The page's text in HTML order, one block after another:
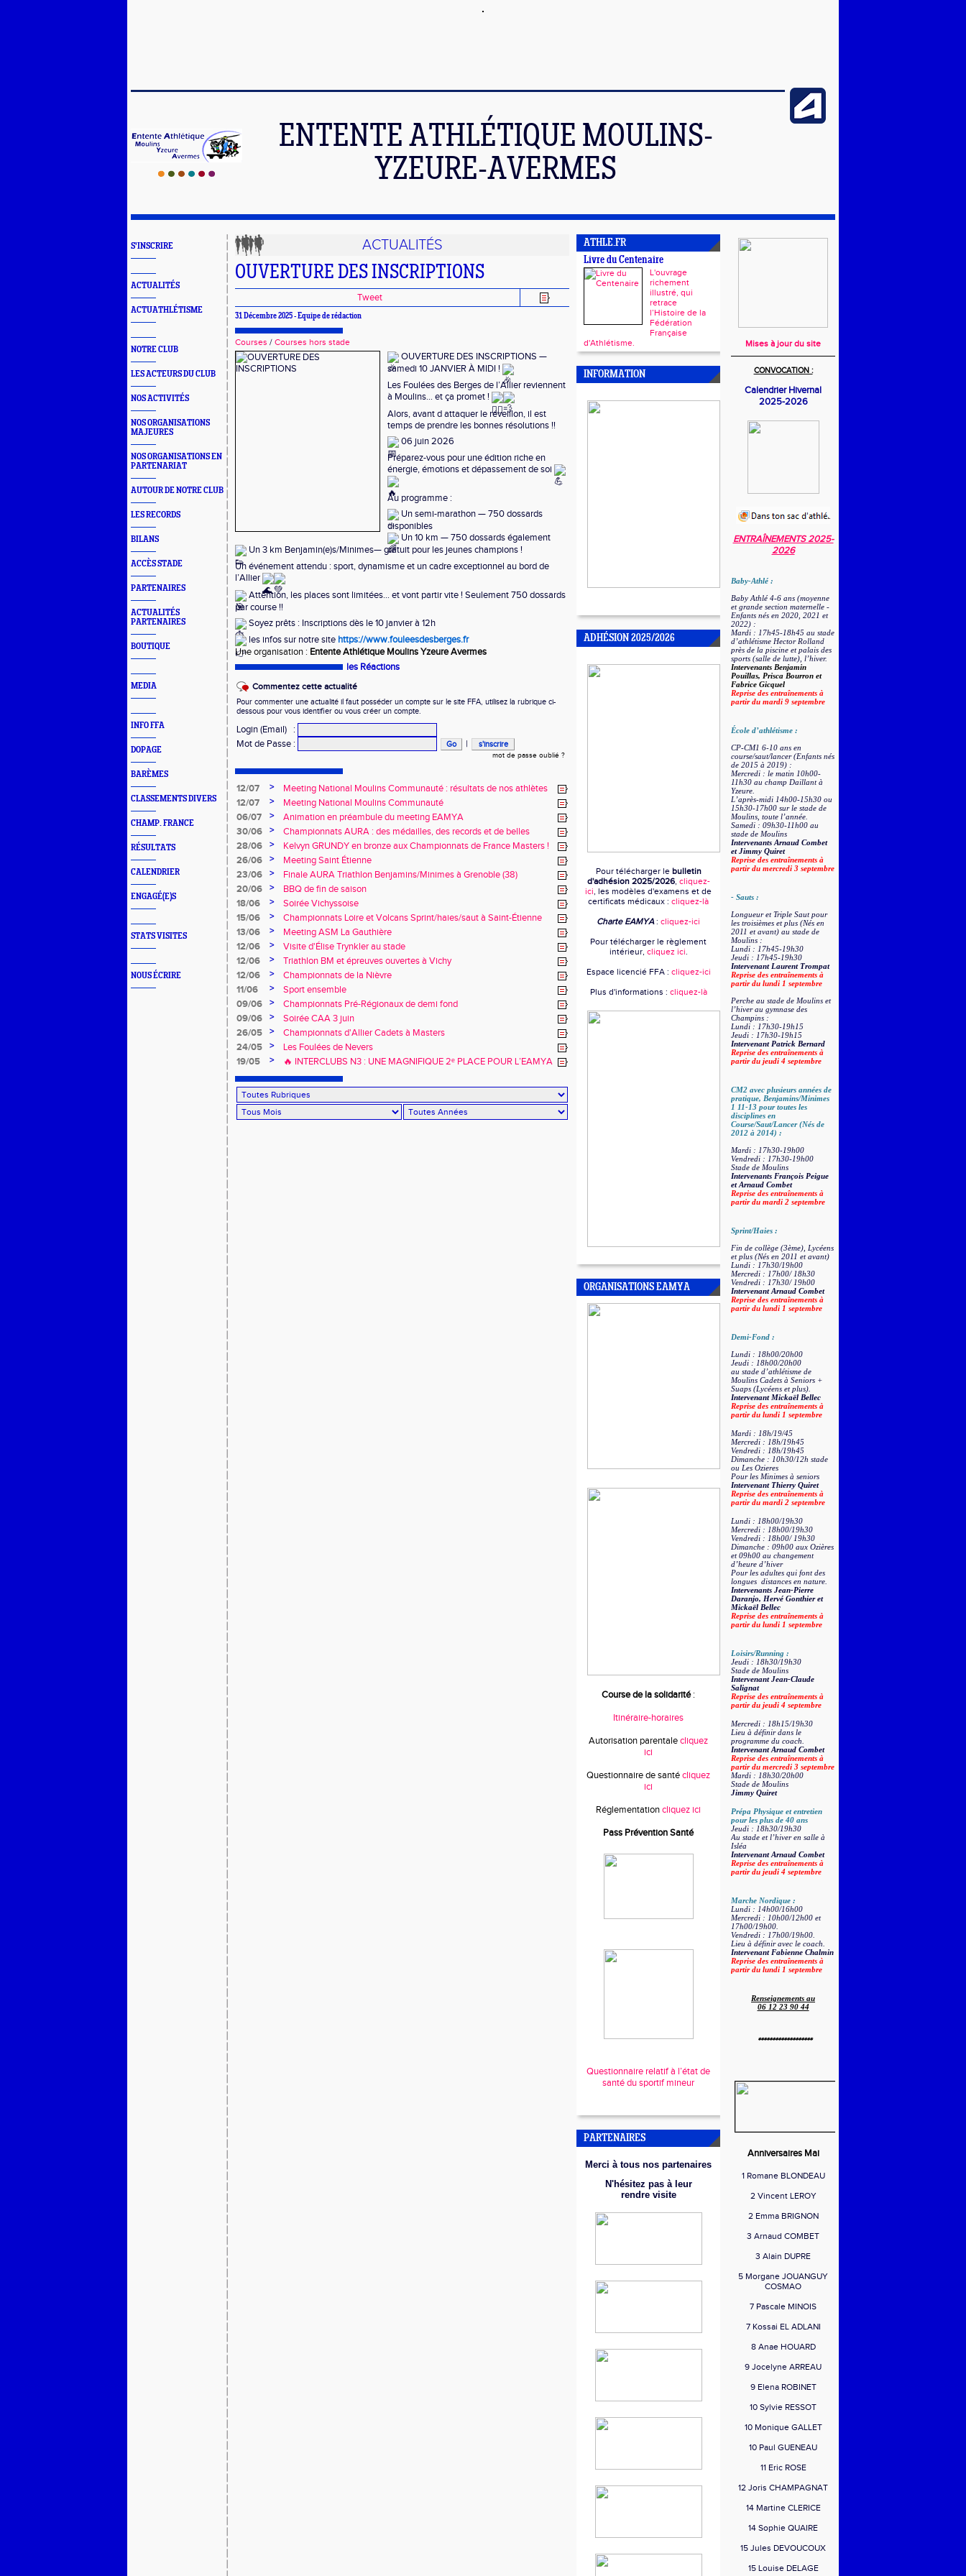
ENTENTE ATHLÉTIQUE MOULINS-
YZEURE-AVERMES
S'INSCRIRE
ACTUALITÉS
ACTUATHLÉTISME
NOTRE CLUB
LES ACTEURS DU CLUB
NOS ACTIVITÉS
NOS ORGANISATIONS
MAJEURES
NOS ORGANISATIONS EN
PARTENARIAT
AUTOUR DE NOTRE CLUB
LES RECORDS
BILANS
ACCÈS STADE
PARTENAIRES
ACTUALITÉS
PARTENAIRES
BOUTIQUE
MEDIA
INFO FFA
DOPAGE
BARÈMES
CLASSEMENTS DIVERS
CHAMP. FRANCE
RÉSULTATS
CALENDRIER
ENGAGÉ(E)S
STATS VISITES
NOUS ÉCRIRE
ACTUALITÉS
OUVERTURE DES INSCRIPTIONS
Tweet
31 Décembre 2025 - Equipe de rédaction
Courses / Courses hors stade
OUVERTURE DES INSCRIPTIONS —
samedi 10 JANVIER À MIDI !
Les Foulées des Berges de l’Allier reviennent
à Moulins… et ça promet !
Alors, avant d attaquer le réveillon, il est
temps de prendre les bonnes résolutions !!
06 juin 2026
Préparez-vous pour une édition riche en
énergie, émotions et dépassement de soi
Au programme :
Un semi-marathon — 750 dossards
disponibles
Un 10 km — 750 dossards également
Un 3 km Benjamin(e)s/Minimes— gratuit pour les jeunes champions !
Un événement attendu : sport, dynamisme et un cadre exceptionnel au bord de
l’Allier
Attention, les places sont limitées… et vont partir vite ! Seulement 750 dossards
par course !!
Soyez prêts : Inscriptions dès le 10 janvier à 12h
les infos sur notre site https://www.fouleesdesberges.fr
Une organisation : Entente Athlétique Moulins Yzeure Avermes
les Réactions
Commentez cette actualité
Pour commenter une actualité il faut posséder un compte sur le site FFA, utilisez la rubrique ci-
dessous pour vous identifier ou vous créer un compte.
Login (Email)
:
Mot de Passe : |
mot de passe oublié ?
12/07 >
Meeting National Moulins Communauté : résultats de nos athlètes
12/07
>
Meeting National Moulins Communauté
06/07
>
Animation en préambule du meeting EAMYA
30/06
>
Championnats AURA : des médailles, des records et de belles
promesses !
28/06 >
Kelvyn GRUNDY en bronze aux Championnats de France Masters !
26/06
>
Meeting Saint Étienne
23/06
>
Finale AURA Triathlon Benjamins/Minimes à Grenoble (38)
20/06
>
BBQ de fin de saison
18/06
>
Soirée Vichyssoise
15/06
>
Championnats Loire et Volcans Sprint/haies/saut à Saint-Étienne
13/06
>
Meeting ASM La Gauthière
12/06
>
Visite d'Élise Trynkler au stade
12/06
>
Triathlon BM et épreuves ouvertes à Vichy
12/06
>
Championnats de la Nièvre
11/06
>
Sport ensemble
09/06
>
Championnats Pré-Régionaux de demi fond
09/06
>
Soirée CAA 3 juin
26/05
>
Championnats d'Allier Cadets à Masters
24/05
>
Les Foulées de Nevers
19/05
>
🔥 INTERCLUBS N3 : UNE MAGNIFIQUE 2ᵉ PLACE POUR L’EAMYA
À DOMICILE ! 🔥
ATHLE.FR
Livre du Centenaire
L'ouvrage
richement
illustré, qui
retrace
l’Histoire de la
Fédération
Française
d'Athlétisme.
INFORMATION
ADHÉSION 2025/2026
Pour télécharger le bulletin
d'adhésion 2025/2026, cliquez-
ici, les modèles d'examens et de
certificats médicaux : cliquez-là
Charte EAMYA: cliquez-ici
Pour télécharger le règlement
intérieur, cliquez ici.
Espace licencié FFA : cliquez-ici
Plus d'informations : cliquez-là
ORGANISATIONS EAMYA
Course de la solidarité:
Itinéraire-horaires
Autorisation parentalecliquez
ici
Questionnaire de santécliquez
ici
Réglementationcliquez ici
Pass Prévention Santé
Questionnaire relatif à l’état de
santé du sportif mineur
PARTENAIRES
Merci à tous nos partenaires
N'hésitez pas à leur
rendre visite
Mises à jour du site
CONVOCATION :
Calendrier Hivernal
2025-2026
ENTRAÎNEMENTS 2025-
2026
Baby-Athlé :
Baby Athlé 4-6 ans (moyenne
et grande section maternelle -
Enfants nés en 2020, 2021 et
2022) :
Mardi : 17h45-18h45 au stade
d’athlétisme Hector Rolland
près de la piscine et palais des
sports (salle de lutte), l’hiver.
Intervenants Benjamin
Pouillas, Prisca Bourron et
Fabrice Gicquel
Reprise des entraînements à
partir du mardi 9 septembre
École d’athlétisme :
CP-CM1 6-10 ans en
course/saut/lancer (Enfants nés
de 2015 à 2019) :
Mercredi : le matin 10h00-
11h30 au champ Daillant à
Yzeure.
L’après-midi 14h00-15h30 ou
15h30-17h00 sur le stade de
Moulins, toute l’année.
Samedi : 09h30-11h00 au
stade de Moulins
Intervenants Arnaud Combet
etJimmy Quiret
Reprise des entraînements à
partir du mercredi 3 septembre
- Sauts :
Longueur et Triple Saut pour
les troisièmes et plus (Nés en
2011 et avant) au stade de
Moulins :
Lundi : 17h45-19h30
Jeudi : 17h45-19h30
Intervenant Laurent Trompat
Reprise des entraînements à
partir du lundi 1 septembre
Perche au stade de Moulins et
l’hiver au gymnase des
Champins :
Lundi : 17h30-19h15
Jeudi : 17h30-19h15
Intervenant Patrick Bernard
Reprise des entraînements à
partir du jeudi 4 septembre
CM2 avec plusieurs années de
pratique, Benjamins/Minimes
1 11-13 pour toutes les
disciplines en
Course/Saut/Lancer (Nés de
2012 à 2014) :
Mardi : 17h30-19h00
Vendredi : 17h30-19h00
Stade de Moulins
Intervenants François Peigue
et Arnaud Combet
Reprise des entraînements à
partir du mardi 2 septembre
Sprint/Haies :
Fin de collège (3ème), Lycéens
et plus (Nés en 2011 et avant)
Lundi : 17h30/19h00
Mercredi : 17h00/ 18h30
Vendredi : 17h30/ 19h00
Intervenant Arnaud Combet
Reprise des entraînements à
partir du lundi 1 septembre
Demi-Fond :
Lundi : 18h00/20h00
Jeudi : 18h00/20h00
au stade d’athlétisme de
Moulins Cadets à Seniors +
Suaps (Lycéens et plus).
Intervenant Mickaël Bellec
Reprise des entraînements à
partir du lundi 1 septembre
Mardi : 18h/19/45
Mercredi : 18h/19h45
Vendredi : 18h/19h45
Dimanche : 10h30/12h stade
ou Les Ozieres
Pour les Minimes à seniors
Intervenant Thierry Quiret
Reprise des entraînements à
partir du mardi 2 septembre
Lundi : 18h00/19h30
Mercredi : 18h00/19h30
Vendredi : 18h00/ 19h30
Dimanche : 09h00 aux Ozières
et 09h00 au changement
d’heure d’hiver
Pour les adultes qui font des
longues distances en nature.
Intervenants Jean-Pierre
Daranjo, Hervé Gonthier et
Mickaël Bellec
Reprise des entraînements à
partir du lundi 1 septembre
Loisirs/Running :
Jeudi : 18h30/19h30
Stade de Moulins
Intervenant Jean-Claude
Salignat
Reprise des entraînements à
partir du jeudi 4 septembre
Mercredi : 18h15/19h30
Lieu à définir dans le
programme du coach.
Intervenant Arnaud Combet
Reprise des entraînements à
partir du mercredi 3 septembre
Mardi : 18h30/20h00
Stade de Moulins
Jimmy Quiret
Prépa Physique et entretien
pour les plus de 40 ans
Jeudi : 18h30/19h30
Au stade et l’hiver en salle à
Isléa
Intervenant Arnaud Combet
Reprise des entraînements à
partir du jeudi 4 septembre
Marche Nordique :
Lundi : 14h00/16h00
Mercredi : 10h00/12h00 et
17h00/19h00.
Vendredi : 17h00/19h00.
Lieu à définir avec le coach.
Intervenant Fabienne Chalmin
Reprise des entraînements à
partir du lundi 1 septembre
Renseignements au
06 12 23 90 44
*******************
Anniversaires Mai
1 Romane BLONDEAU
2 Vincent LEROY
2 Emma BRIGNON
3 Arnaud COMBET
3 Alain DUPRE
5 Morgane JOUANGUY
COSMAO
7 Pascale MINOIS
7 Kossai EL ADLANI
8 Anae HOUARD
9 Jocelyne ARREAU
9 Elena ROBINET
10 Sylvie RESSOT
10 Monique GALLET
10 Paul GUENEAU
11 Eric ROSE
12 Joris CHAMPAGNAT
14 Martine CLERICE
14 Sophie QUAIRE
15 Jules DEVOUCOUX
15 Louise DELAGE